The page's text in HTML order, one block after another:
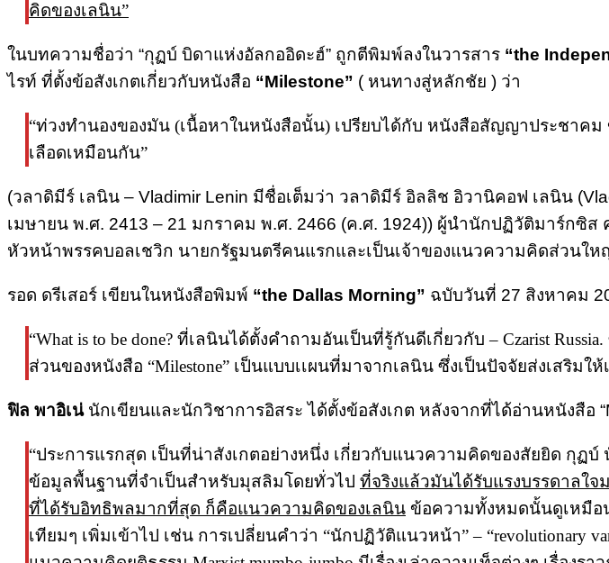
คิดของเลนิน”
ในบทความชื่อว่า “กุฏบ์ บิดาแห่งอัลกออิดะฮ์” ถูกตีพิมพ์ลงในวารสาร “the
ไรท์ ที่ตั้งข้อสังเกตเกี่ยวกับหนังสือ “Milestone” ( หนทางสู่หลักชัย ) ว่า
“ท่วงทำนองของมัน (เนื้อหาในหนังสือนั้น) เปรียบได้กับ หนังสือสัญญาประชาคม
เลือดเหมือนกัน”
(วลาดิมีร์ เลนิน – Vladimir Lenin มีชื่อเต็มว่า วลาดิมีร์ อิลลิช อิวานิคอฟ เลนิน
เมษายน พ.ศ. 2413 – 21 มกราคม พ.ศ. 2466 (ค.ศ. 1924)) ผู้นำนักปฏิวัติมาร์กซิ
หัวหน้าพรรคบอลเชวิก นายกรัฐมนตรีคนแรกและเป็นเจ้าของแนวความคิดส่วนให
รอด ดรีเสอร์ เขียนในหนังสือพิมพ์ “the Dallas Morning” ฉบับวันที่ 27 สิงหาคม
“What is to be done? ที่เลนินได้ตั้งคำถามอันเป็นที่รู้กันดีเกี่ยวกับ – Czarist
ส่วนของหนังสือ “Milestone” เป็นแบบเเผนที่มาจากเลนิน ซึ่งเป็นปัจจัยส่งเสริม
ฟิล พาอิเน่นักเขียนและนักวิชาการอิสระ ได้ตั้งข้อสังเกต หลังจากที่ได้อ่านหนังสือ
“ประการแรกสุด เป็นที่น่าสังเกตอย่างหนึ่ง เกี่ยวกับแนวความคิดของสัยยิด กุฏ
ข้อมูลพื้นฐานที่จำเป็นสำหรับมุสลิมโดยทั่วไป ที่จริงแล้วมันได้รับแรงบรรดาลใจ
ที่ได้รับอิทธิพลมากที่สุด ก็คือแนวความคิดของเลนิน ข้อความทั้งหมดนั้นดูเหมือ
เทียมๆ เพิ่มเข้าไป เช่น การเปลี่ยนคำว่า “นักปฏิวัติแนวหน้า” – “revolutionary